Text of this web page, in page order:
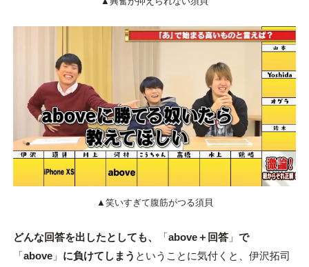
▲笑いすぎて腹筋がつる須貝
どんな回答を出したとしても、 「above＋回答」 で
「above」 に負けてしまう ということに気付くと、伊沢拓司